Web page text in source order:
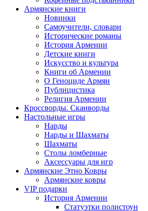
Армянские книги
Новинки
Самоучители, словари
Исторические романы
История Армении
Детские книги
Иcкусство и культура
Книги об Армении
О Геноциде Армян
Публицистика
Религия Армении
Кроссворды. Сканворды
Настольные игры
Нарды
Нарды и Шахматы
Шахматы
Столы ломберные
Аксессуары для игр
Армянские Этно Ковры
Армянские ковры
VIP подарки
История Армении
Статуэтки полистоун